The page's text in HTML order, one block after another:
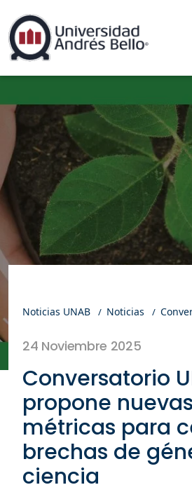
Noticias UNAB Noticias Conversatorio UNAB
24 Noviembre 2025
Conversatorio
propone nuevas
métricas para
brechas de
ciencia